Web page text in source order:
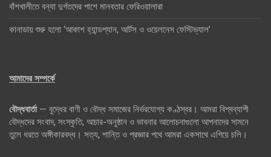
বাঁশখালীতে বন্যা দুর্গতদের পাশে মানবতার ফেরিওয়ালারা
কানাডায় শুরু হলো ‘আকাশ হ্যান্ডপ্যান, আর্টস ও ওয়েলনেস ফেস্টিভ্যাল’
আমাদের সম্পর্কে
বৌদ্ধবার্তা— বুদ্ধের বাণী ও বৌদ্ধ সমাজের নির্ভরযোগ্য কণ্ঠস্বর। আমরা বিশ্বব্যাপী
বৌদ্ধদের সংবাদ, সংস্কৃতি, আচার-অনুষ্ঠান ও ভাবনার আলোচনাগুলো আপনাদের সামনে
তুলে ধরতে অঙ্গীকারবদ্ধ। সত্য, শান্তি ও প্রজ্ঞার পথে আমরা একসাথে এগিয়ে চলি।